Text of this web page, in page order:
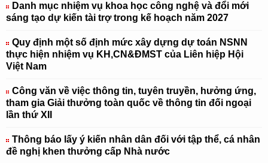
Danh mục nhiệm vụ khoa học công nghệ và đổi mới
sáng tạo dự kiến tài trợ trong kế hoạch năm 2027
Quy định một số định mức xây dựng dự toán NSNN
thực hiện nhiệm vụ KH,CN&ĐMST của Liên hiệp Hội
Việt Nam
Công văn về việc thông tin, tuyên truyền, hưởng ứng,
tham gia Giải thưởng toàn quốc về thông tin đối ngoại
lần thứ XII
Thông báo lấy ý kiến nhân dân đối với tập thể, cá nhân
đề nghị khen thưởng cấp Nhà nước